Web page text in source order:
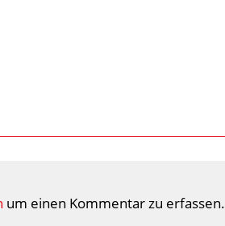
um einen Kommentar zu erfassen.